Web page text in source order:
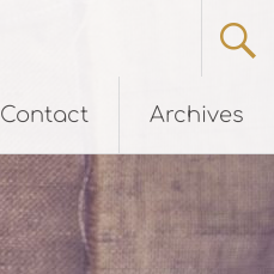
Contact Archives